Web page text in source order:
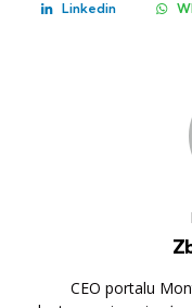
Linkedin
CEO portalu